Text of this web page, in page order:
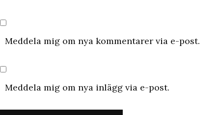
Meddela mig om nya kommentarer via e-post.
Meddela mig om nya inlägg via e-post.